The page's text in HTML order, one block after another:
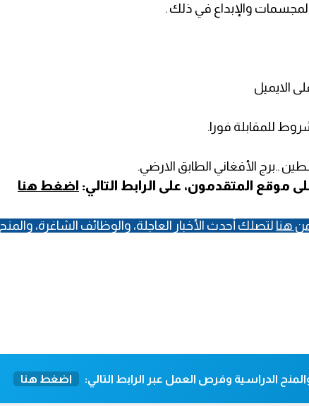
الايميل
للمقابلة فورا.
..برج الأفغاني الطابق الارضي.
المتقدمون، على الرابط التالي: اضغط هنا
هنا لتصلك أحدث الأخبار العاجلة، والوظائف الشاغرة، والمنح
الدراسية وفرص العمل عبر الرابط التالي: اضغط هنا